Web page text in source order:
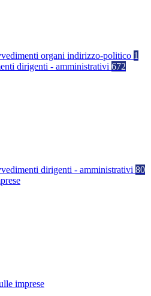
organi indirizzo-politico 1
dirigenti - amministrativi 672
dirigenti - amministrativi 80
imprese